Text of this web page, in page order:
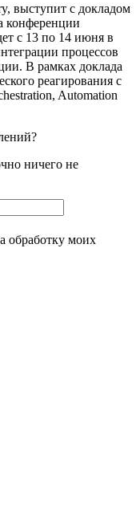
выступит с докладом
конференции
с 13 по 14 июня в
процессов
В рамках доклада
реагирования с
Automation
ничего не
обработку моих